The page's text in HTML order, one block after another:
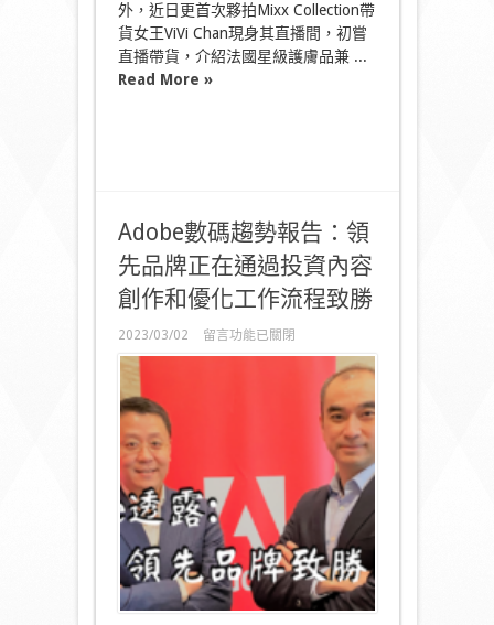
訣
不
私
藏〉
中
外，近日更首次夥拍Mixx Collection帶
貨女王ViVi Chan現身其直播間，初嘗
直播帶貨，介紹法國星級護膚品兼 ...
Read More »
Adobe數碼趨勢報告：領
先品牌正在通過投資內容
創作和優化工作流程致勝
2023/03/02
在
〈Adobe
先
品
牌
正
在
通
過
留言功能已關閉